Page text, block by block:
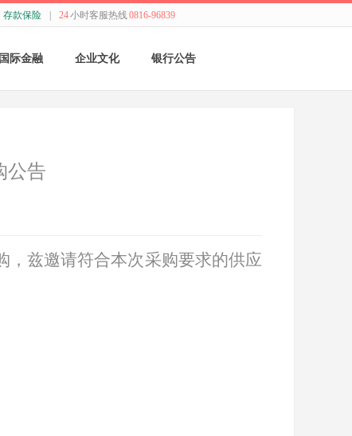
存款保险 24小时客服热线0816-96839
国际金融
特色业务
企业文化
经营哲学
银行公告
公告
，兹邀请符合本次采购要求的供应